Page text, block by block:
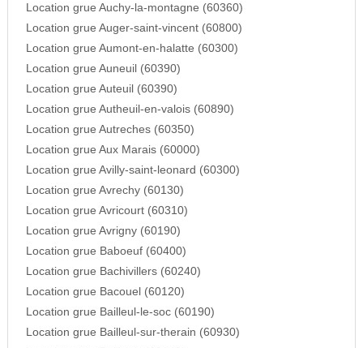
Location grue Auchy-la-montagne (60360)
Location grue Auger-saint-vincent (60800)
Location grue Aumont-en-halatte (60300)
Location grue Auneuil (60390)
Location grue Auteuil (60390)
Location grue Autheuil-en-valois (60890)
Location grue Autreches (60350)
Location grue Aux Marais (60000)
Location grue Avilly-saint-leonard (60300)
Location grue Avrechy (60130)
Location grue Avricourt (60310)
Location grue Avrigny (60190)
Location grue Baboeuf (60400)
Location grue Bachivillers (60240)
Location grue Bacouel (60120)
Location grue Bailleul-le-soc (60190)
Location grue Bailleul-sur-therain (60930)